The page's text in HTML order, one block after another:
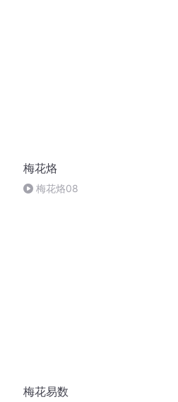
梅花烙
梅花烙08
梅花易数